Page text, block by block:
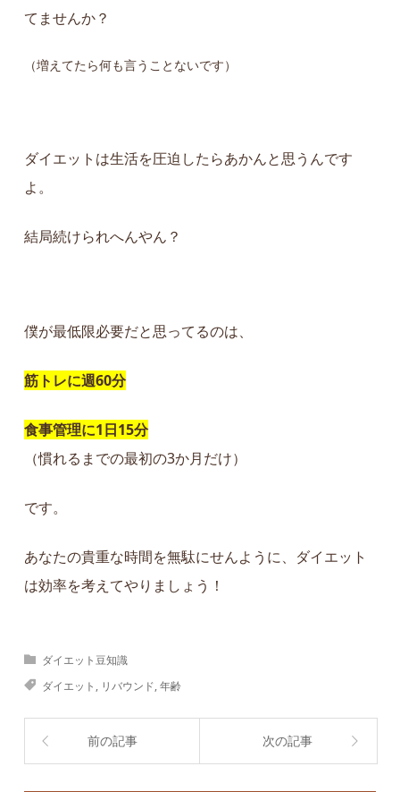
てませんか？
（増えてたら何も言うことないです）
ダイエットは生活を圧迫したらあかんと思うんです
よ。
結局続けられへんやん？
僕が最低限必要だと思ってるのは、
筋トレに週60分
食事管理に1日15分
（慣れるまでの最初の3か月だけ）
です。
あなたの貴重な時間を無駄にせんように、ダイエット
は効率を考えてやりましょう！
ダイエット豆知識
ダイエット , リバウンド,年齢
前の記事 次の記事